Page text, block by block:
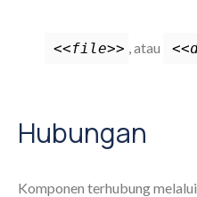
<<file>> , atau
Hubungan
Komponen terhubung